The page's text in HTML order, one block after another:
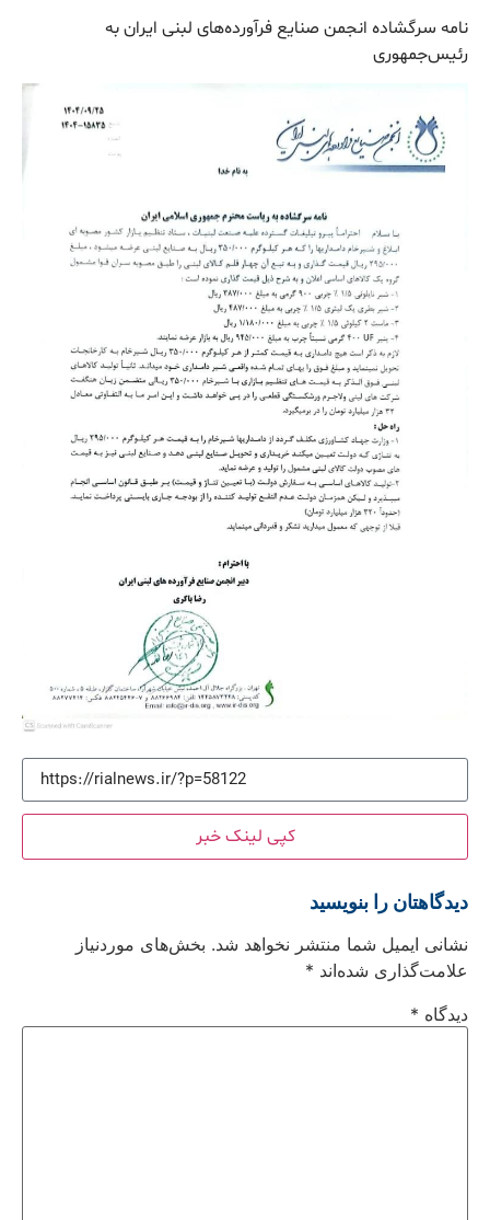
نامه سرگشاده انجمن صنایع فرآورده‌های لبنی ایران به
رئیس‌جمهوری
کپی لینک خبر
دیدگاهتان را بنویسید
نشانی ایمیل شما منتشر نخواهد شد. بخش‌های موردنیاز
علامت‌گذاری شده‌اند *
دیدگاه *